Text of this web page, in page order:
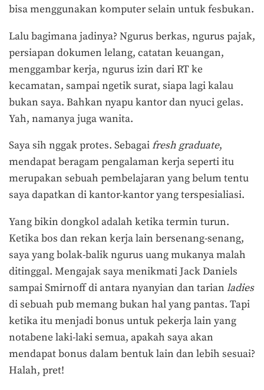
bisa menggunakan komputer selain untuk fesbukan.
Lalu bagimana jadinya? Ngurus berkas, ngurus pajak,
persiapan dokumen lelang, catatan keuangan,
menggambar kerja, ngurus izin dari RT ke
kecamatan, sampai ngetik surat, siapa lagi kalau
bukan saya. Bahkan nyapu kantor dan nyuci gelas.
Yah, namanya juga wanita.
Saya sih nggak protes. Sebagaifresh graduate,
mendapat beragam pengalaman kerja seperti itu
merupakan sebuah pembelajaran yang belum tentu
saya dapatkan di kantor-kantor yang terspesialiasi.
Yang bikin dongkol adalah ketika termin turun.
Ketika bos dan rekan kerja lain bersenang-senang,
saya yang bolak-balik ngurus uang mukanya malah
ditinggal. Mengajak saya menikmati Jack Daniels
sampai Smirnoff di antara nyanyian dan tarian ladies
di sebuah pub memang bukan hal yang pantas. Tapi
ketika itu menjadi bonus untuk pekerja lain yang
notabene laki-laki semua, apakah saya akan
mendapat bonus dalam bentuk lain dan lebih sesuai?
Halah, pret!